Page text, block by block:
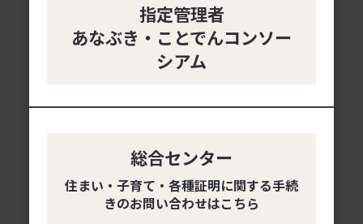
指定管理者
あなぶき・ことでんコンソー
シアム
総合センター
住まい・子育て・各種証明に関する手続
きのお問い合わせはこちら